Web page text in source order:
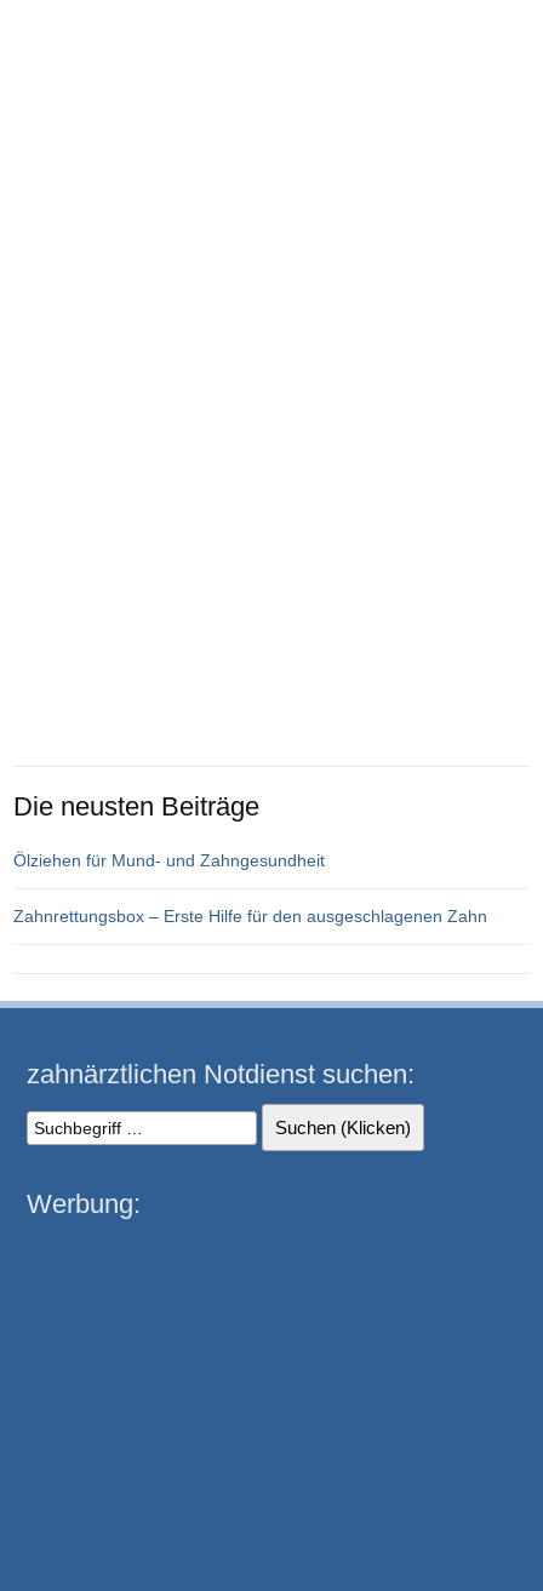
Die neusten Beiträge
Ölziehen für Mund- und Zahngesundheit
Zahnrettungsbox – Erste Hilfe für den ausgeschlagenen Zahn
zahnärztlichen Notdienst suchen:
Werbung: